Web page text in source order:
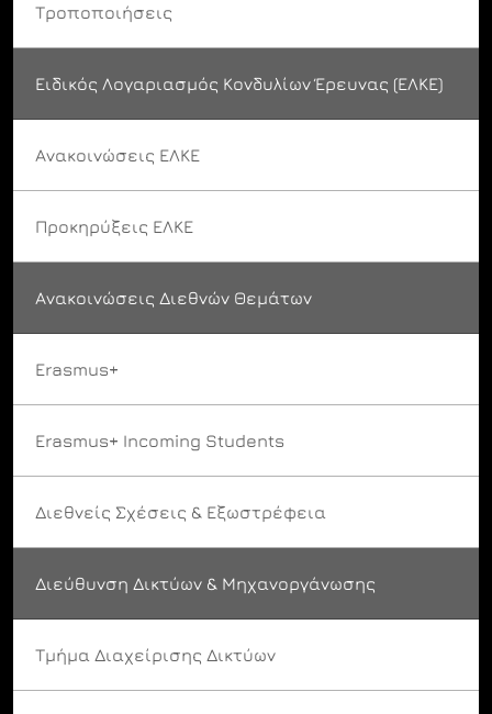
Τροποποιήσεις
Ειδικός Λογαριασμός Κονδυλίων Έρευνας (ΕΛΚΕ)
Ανακοινώσεις ΕΛΚΕ
Προκηρύξεις ΕΛΚΕ
Ανακοινώσεις Διεθνών Θεμάτων
Erasmus+
Erasmus+ Incoming Students
Διεθνείς Σχέσεις & Εξωστρέφεια
Διεύθυνση Δικτύων & Μηχανοργάνωσης
Τμήμα Διαχείρισης Δικτύων